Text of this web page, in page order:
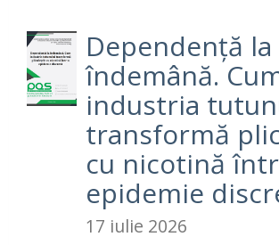
Dependență la
îndemână.
industria
transformă
cu nicotină
epidemie
17 iulie 2026